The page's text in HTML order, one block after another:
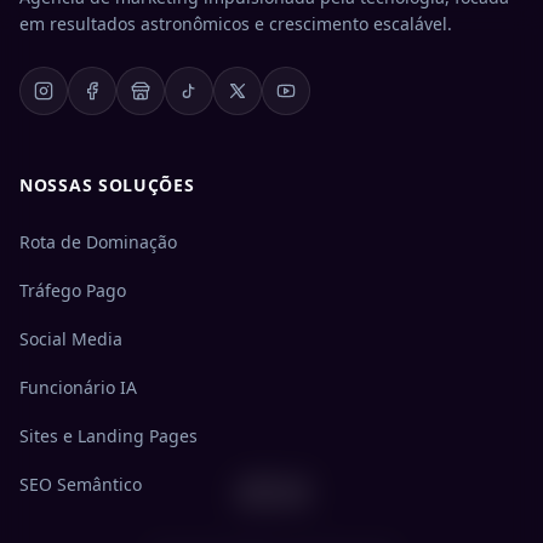
em resultados astronômicos e crescimento escalável.
NOSSAS SOLUÇÕES
Rota de Dominação
Tráfego Pago
Social Media
Funcionário IA
Sites e Landing Pages
SEO Semântico